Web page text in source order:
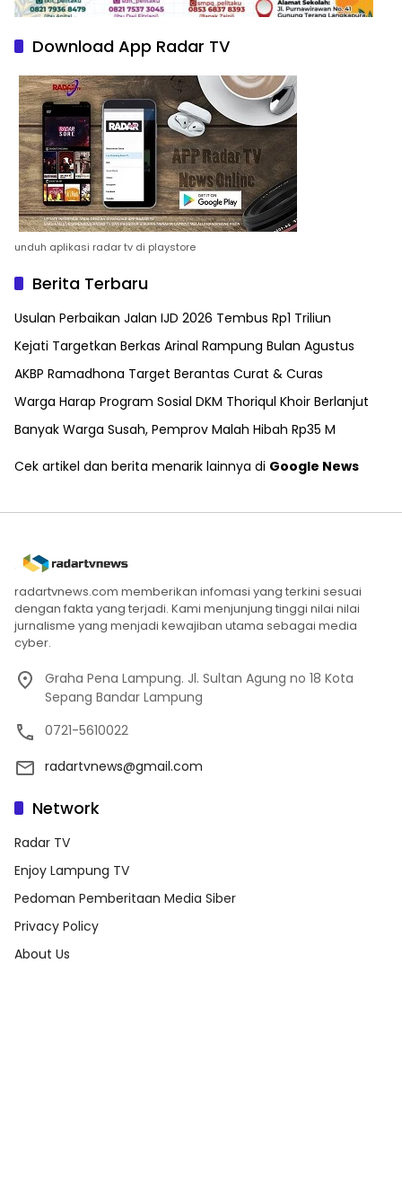
Download App Radar TV
unduh aplikasi radar tv di playstore
Berita Terbaru
Usulan Perbaikan Jalan IJD 2026 Tembus Rp1 Triliun
Kejati Targetkan Berkas Arinal Rampung Bulan Agustus
AKBP Ramadhona Target Berantas Curat & Curas
Warga Harap Program Sosial DKM Thoriqul Khoir Berlanjut
Banyak Warga Susah, Pemprov Malah Hibah Rp35 M
Cek artikel dan berita menarik lainnya di Google News
radartvnews.com memberikan infomasi yang terkini sesuai
dengan fakta yang terjadi. Kami menjunjung tinggi nilai nilai
jurnalisme yang menjadi kewajiban utama sebagai media
cyber.
Graha Pena Lampung. Jl. Sultan Agung no 18 Kota
Sepang Bandar Lampung
0721-5610022
radartvnews@gmail.com
Network
Radar TV
Enjoy Lampung TV
Pedoman Pemberitaan Media Siber
Privacy Policy
About Us